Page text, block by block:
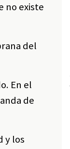
no existe
del
En el
de
y los